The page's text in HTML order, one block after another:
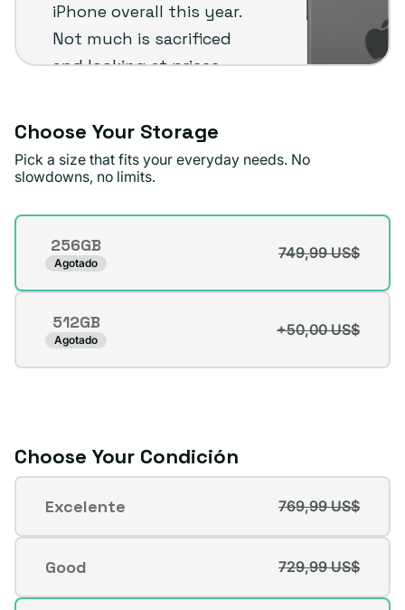
reviewiPhone overall this year.
Not much is sacrificed
and looking at prices,
better than the Pro
Romsie M. Verified buyer
Choose Your Storage
Pick a size that fits your everyday needs. No
slowdowns, no limits.
Storage
256GB
Agotado
749,99 US$
Variante
no
disponible
512GB
Agotado
+50,00 US$
Variante
Choose Your Condición
Condición
Excelente
Variante
agotada
no
disponible
769,99 US$
Good
Variante
agotada
729,99 US$